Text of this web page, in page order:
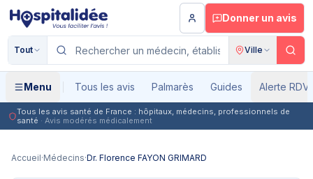
Aller au contenu principal
Donner un avis
Tout Ville
Menu Tous les avis Palmarès Guides Alerte RDV
Tous les avis santé de France : hôpitaux, médecins, professionnels de
santé · Avis modérés médicalement
Accueil·Médecins·Dr. Florence FAYON GRIMARD